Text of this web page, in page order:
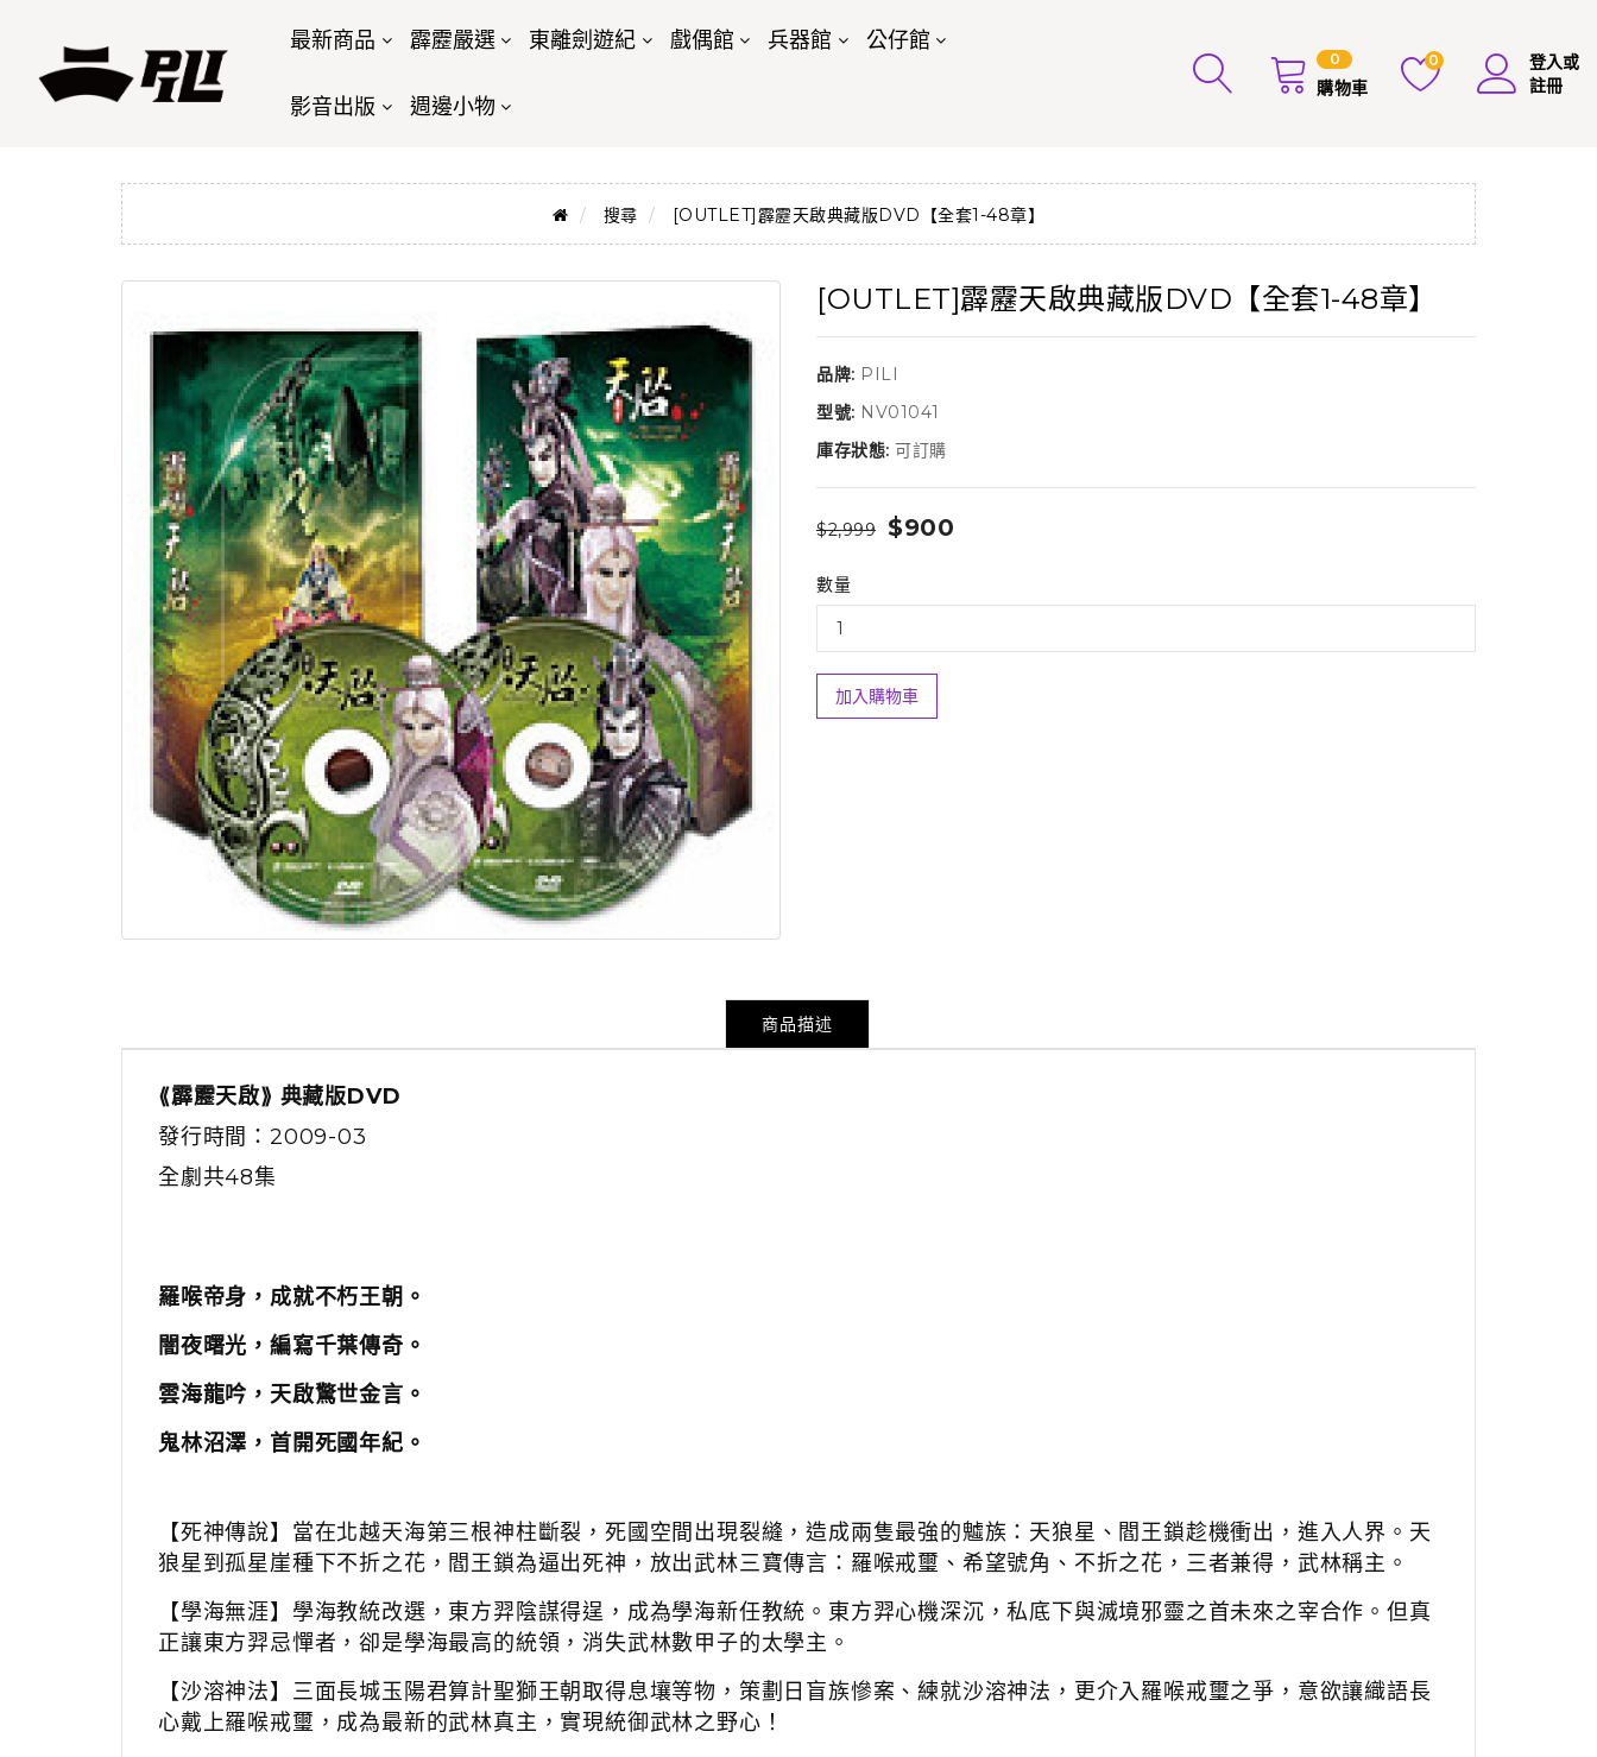
最新商品 霹靂嚴選 東離劍遊紀 戲偶館 兵器館 公仔館
影音出版 週邊小物
0
購物車
0
登入或
註冊
搜尋 [OUTLET]霹靂天啟典藏版DVD【全套1-48章】
[OUTLET]霹靂天啟典藏版DVD【全套1-48章】
品牌: PILI
型號: NV01041
庫存狀態: 可訂購
$2,999 $900
數量
加入購物車
商品描述
⟪霹靂天啟⟫ 典藏版DVD
發行時間：2009-03
全劇共48集
羅喉帝身，成就不朽王朝。
闇夜曙光，編寫千葉傳奇。
雲海龍吟，天啟驚世金言。
鬼林沼澤，首開死國年紀。
【死神傳說】當在北越天海第三根神柱斷裂，死國空間出現裂縫，造成兩隻最強的魖族：天狼星、閻王鎖趁機衝出，進入人界 。天
狼星到孤星崖種下不折之花，閻王鎖為逼出死神，放出武林三寶傳言：羅喉戒璽、希望號角、不折之花，三者兼得，武林稱主。
【學海無涯】學海教統改選，東方羿陰謀得逞，成為學海新任教統。東方羿心機深沉，私底下與滅境邪靈之首未來之宰合作。但真
正讓東方羿忌憚者，卻是學海最高的統領，消失武林數甲子的太學主。
【沙溶神法】三面長城玉陽君算計聖獅王朝取得息壤等物，策劃日盲族慘案、練就沙溶神法，更介入羅喉戒璽之爭，意欲讓織語長
心戴上羅喉戒璽，成為最新的武林真主，實現統御武林之野心！